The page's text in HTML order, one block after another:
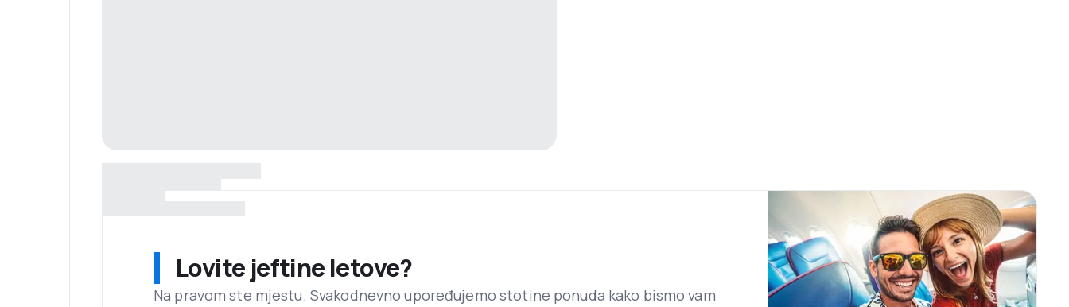
Lovite jeftine letove?
Na pravom ste mjestu. Svakodnevno upoređujemo stotine ponuda kako bismo vam